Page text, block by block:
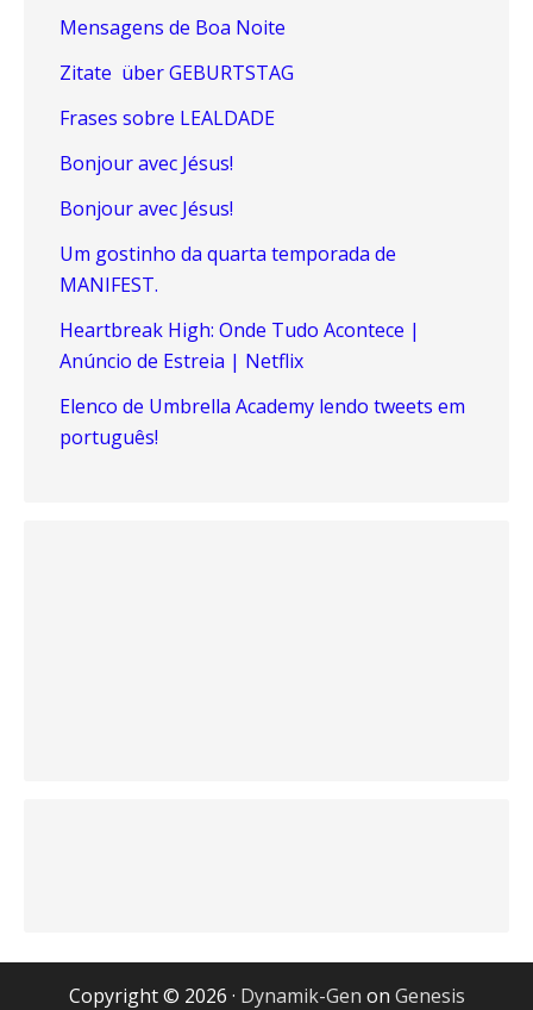
Mensagens de Boa Noite
Zitate über GEBURTSTAG
Frases sobre LEALDADE
Bonjour avec Jésus!
Bonjour avec Jésus!
Um gostinho da quarta temporada de
MANIFEST.
Heartbreak High: Onde Tudo Acontece |
Anúncio de Estreia | Netflix
Elenco de Umbrella Academy lendo tweets em
português!
Copyright © 2026 · Dynamik-Gen on Genesis